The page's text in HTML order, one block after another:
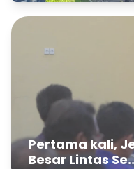
Pertama kali,
Besar Lintas